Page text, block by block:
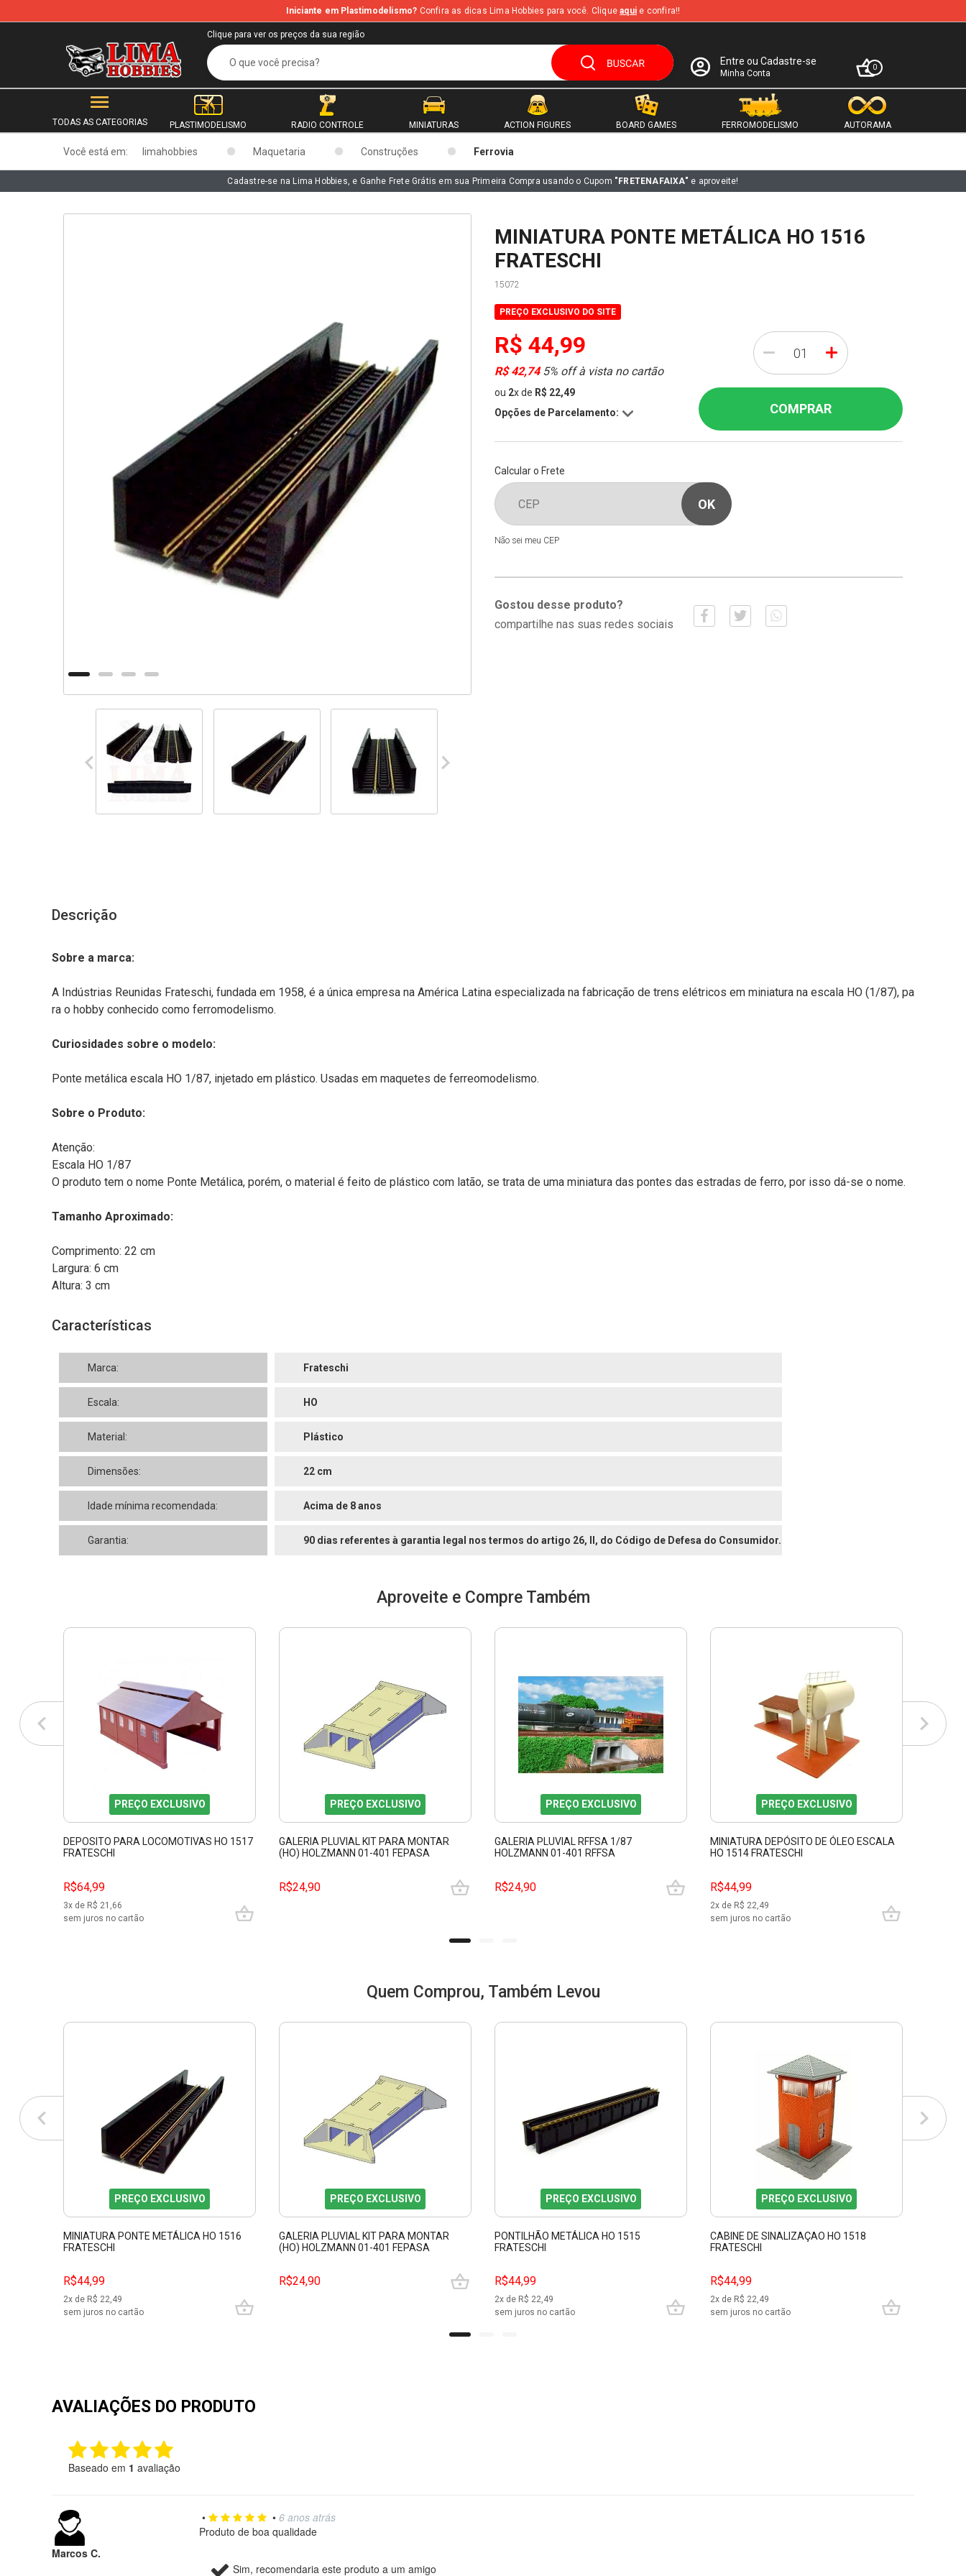
b
Iniciante em Plastimodelismo? Confira as dicas Lima Hobbies para você. Cliqueaqui e confira!!
Clique para ver os preços da sua região
Entre ou Cadastre-se
Minha Conta
0
TODAS AS CATEGORIAS PLASTIMODELISMO RADIO CONTROLE MINIATURAS ACTION FIGURES BOARD GAMES FERROMODELISMO AUTORAMA
Você está em: limahobbies Maquetaria Construções Ferrovia
Cadastre-se na Lima Hobbies, e Ganhe Frete Grátis em sua Primeira Compra usando o Cupom "FRETENAFAIXA" e aproveite!
MINIATURA PONTE METÁLICA HO 1516
FRATESCHI
15072
PREÇO EXCLUSIVO DO SITE
R$ 44,99
R$ 42,745% off à vista no cartão
ou 2xde R$ 22,49
Opções de Parcelamento:
- +
COMPRAR
Calcular o Frete
Não sei meu CEP
Gostou desse produto?
compartilhe nas suas redes sociais
Descrição
Sobre a marca:
A Indústrias Reunidas Frateschi, fundada em 1958, é a única empresa na América Latina especializada na fabricação de trens elétricos em miniatura na escala HO (1/87), pa
ra o hobby conhecido como ferromodelismo.
Curiosidades sobre o modelo:
Ponte metálica escala HO 1/87, injetado em plástico. Usadas em maquetes de ferreomodelismo.
Sobre o Produto:
Atenção:
Escala HO 1/87
O produto tem o nome Ponte Metálica, porém, o material é feito de plástico com latão, se trata de uma miniatura das pontes das estradas de ferro, por isso dá-se o nome.
Tamanho Aproximado:
Comprimento: 22 cm
Largura: 6 cm
Altura: 3 cm
Características
Marca: Frateschi
Escala: HO
Material: Plástico
Dimensões: 22 cm
Idade mínima recomendada: Acima de 8 anos
Garantia: 90 dias referentes à garantia legal nos termos do artigo 26, II, do Código de Defesa do Consumidor.
Aproveite e Compre Também
PREÇO EXCLUSIVO
DEPOSITO PARA LOCOMOTIVAS HO 1517
FRATESCHI
R$64,99
3x de R$ 21,66
sem juros no cartão
PREÇO EXCLUSIVO
GALERIA PLUVIAL KIT PARA MONTAR
(HO) HOLZMANN 01-401 FEPASA
R$24,90
PREÇO EXCLUSIVO
GALERIA PLUVIAL RFFSA 1/87
HOLZMANN 01-401 RFFSA
R$24,90
PREÇO EXCLUSIVO
MINIATURA DEPÓSITO DE ÓLEO ESCALA
HO 1514 FRATESCHI
R$44,99
2x de R$ 22,49
sem juros no cartão
Quem Comprou, Também Levou
PREÇO EXCLUSIVO
MINIATURA PONTE METÁLICA HO 1516
FRATESCHI
R$44,99
2x de R$ 22,49
sem juros no cartão
PREÇO EXCLUSIVO
GALERIA PLUVIAL KIT PARA MONTAR
(HO) HOLZMANN 01-401 FEPASA
R$24,90
PREÇO EXCLUSIVO
PONTILHÃO METÁLICA HO 1515
FRATESCHI
R$44,99
2x de R$ 22,49
sem juros no cartão
PREÇO EXCLUSIVO
CABINE DE SINALIZAÇAO HO 1518
FRATESCHI
R$44,99
2x de R$ 22,49
sem juros no cartão
AVALIAÇÕES DO PRODUTO
Baseado em 1 avaliação
Marcos C.
• • 6 anos atrás
Produto de boa qualidade
Sim, recomendaria este produto a um amigo